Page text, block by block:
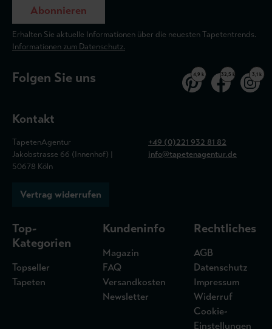
Abonnieren
Erhalten Sie aktuelle Informationen über die neuesten Tapetentrends.
Informationen zum Datenschutz.
Folgen Sie uns 4,9 k 32,5 k 3,1 k
Kontakt
TapetenAgentur
Jakobstrasse 66 (Innenhof) |
50678 Köln
+49 (0)221 932 81 82
info@tapetenagentur.de
Vertrag widerrufen
Top-
Kategorien
Topseller
Tapeten
Kundeninfo
Magazin
FAQ
Versandkosten
Newsletter
Rechtliches
AGB
Datenschutz
Impressum
Widerruf
Cookie-
Einstellungen